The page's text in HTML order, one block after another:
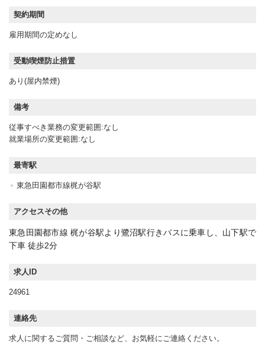
契約期間
雇用期間の定めなし
受動喫煙防止措置
あり(屋内禁煙)
備考
従事すべき業務の変更範囲:なし
就業場所の変更範囲:なし
最寄駅
東急田園都市線梶が谷駅
アクセスその他
東急田園都市線 梶が谷駅より鷺沼駅行きバスに乗車し、山下駅で
下車 徒歩2分
求人ID
24961
連絡先
求人に関するご質問・ご相談など、お気軽にご連絡ください。